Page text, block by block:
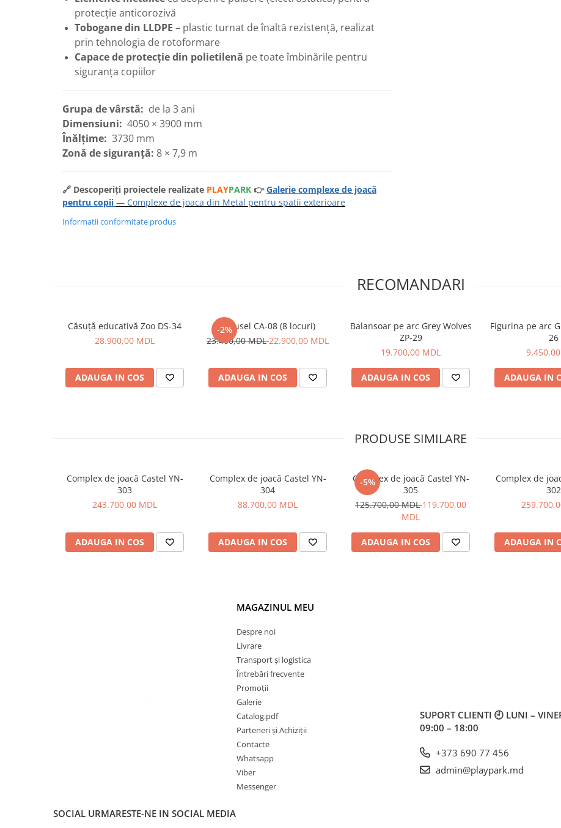
protecție anticorozivă
Tobogane din LLDPE – plastic turnat de înaltă rezistență, realizat
prin tehnologia de rotoformare
Capace de protecție din polietilenă pe toate îmbinările pentru
siguranța copiilor
Grupa de vârstă: de la 3 ani
Dimensiuni: 4050 × 3900 mm
Înălțime: 3730 mm
Zonă de siguranță: 8 × 7,9 m
🔗 Descoperiți proiectele realizate PLAYPARK 👉Galerie complexe de joacă
pentru copii — Complexe de joaca din Metal pentru spatii exterioare
Informatii conformitate produs
RECOMANDARI
Căsuță educativă Zoo DS-34
28.900,00 MDL
ADAUGA IN COS
-2%
Carusel CA-08 (8 locuri)
23.400,00 MDL22.900,00 MDL
ADAUGA IN COS
Balansoar pe arc Grey Wolves
ZP-29
19.700,00 MDL
ADAUGA IN COS
Figurina pe arc
26
ADAUGA IN
PRODUSE SIMILARE
Complex de joacă Castel YN-
303
243.700,00 MDL
ADAUGA IN COS
Complex de joacă Castel YN-
304
88.700,00 MDL
ADAUGA IN COS
-5%
Complex de joacă Castel YN-
305
125.700,00 MDL119.700,00
MDL
ADAUGA IN COS
Complex de
302
ADAUGA IN
MAGAZINUL MEU
Despre noi
Livrare
Transport și logistica
Întrebări frecvente
Promoții
Galerie
Catalog.pdf
Parteneri și Achiziții
Contacte
Whatsapp
Viber
Messenger
SUPORT CLIENTI 🕘 LUNI –
09:00 – 18:00
+373 690 77 456
admin@playpark.md
SOCIAL URMARESTE-NE IN SOCIAL MEDIA